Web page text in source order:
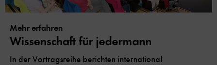
Mehr erfahren
Wissenschaft für jedermann
In der Vortragsreihe berichten international